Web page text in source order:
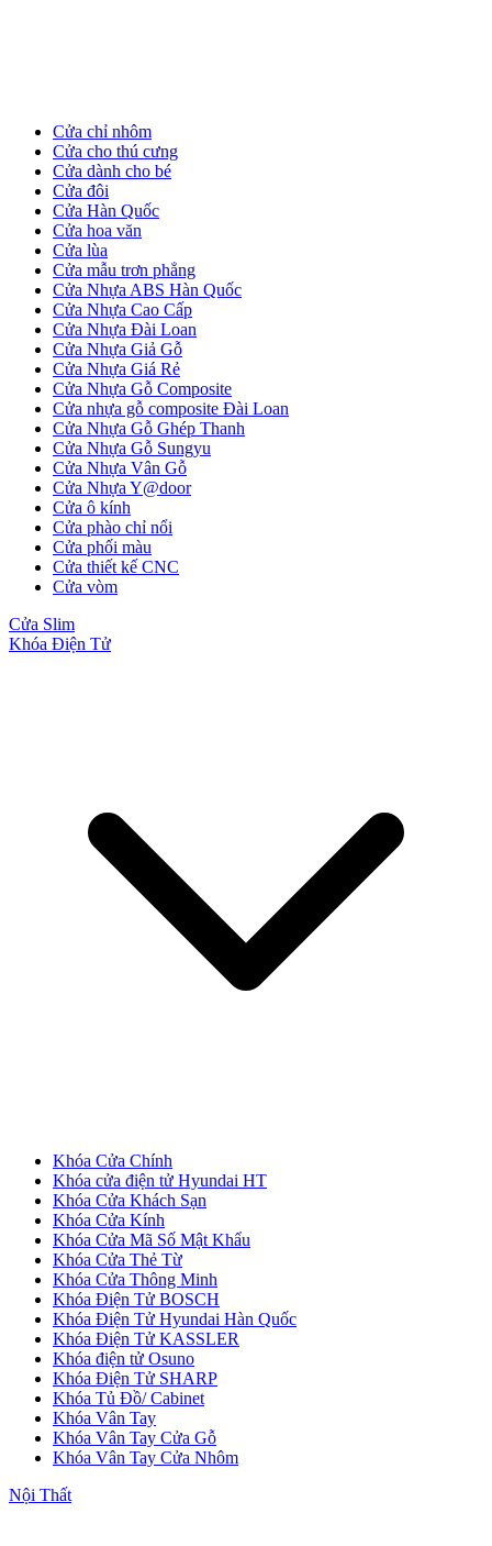
Cửa Gỗ HDF
Cửa Gỗ MDF Laminate
Cửa Gỗ MDF Melamine
Cửa Gỗ MDF Veneer
Cửa chỉ nhôm
Cửa cho thú cưng
Cửa dành cho bé
Cửa đôi
Cửa Hàn Quốc
Cửa hoa văn
Cửa lùa
Cửa mẫu trơn phẳng
Cửa Nhựa ABS Hàn Quốc
Cửa Nhựa Cao Cấp
Cửa Nhựa Đài Loan
Cửa Nhựa Giả Gỗ
Cửa Nhựa Giá Rẻ
Cửa Nhựa Gỗ Composite
Cửa nhựa gỗ composite Đài Loan
Cửa Nhựa Gỗ Ghép Thanh
Cửa Nhựa Gỗ Sungyu
Cửa Nhựa Vân Gỗ
Cửa Nhựa Y@door
Cửa ô kính
Cửa phào chỉ nổi
Cửa phối màu
Cửa thiết kế CNC
Cửa vòm
Cửa Slim
Khóa Điện Tử
Khóa Cửa Chính
Khóa cửa điện tử Hyundai HT
Khóa Cửa Khách Sạn
Khóa Cửa Kính
Khóa Cửa Mã Số Mật Khẩu
Khóa Cửa Thẻ Từ
Khóa Cửa Thông Minh
Khóa Điện Tử BOSCH
Khóa Điện Tử Hyundai Hàn Quốc
Khóa Điện Tử KASSLER
Khóa điện tử Osuno
Khóa Điện Tử SHARP
Khóa Tủ Đồ/ Cabinet
Khóa Vân Tay
Khóa Vân Tay Cửa Gỗ
Khóa Vân Tay Cửa Nhôm
Nội Thất